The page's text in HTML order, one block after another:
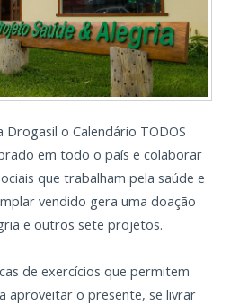
Drogasil o Calendário TODOS
em todo o país e colaborar
que trabalham pela saúde e
vendido gera uma doação
e outros sete projetos.
de exercícios que permitem
aproveitar o presente, se livrar